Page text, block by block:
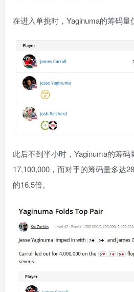
在进入单挑时，Yaginuma的筹码量
此后不到半小时，Yaginuma的筹
17,100,000，而对手的筹码量多达
的16.5倍。